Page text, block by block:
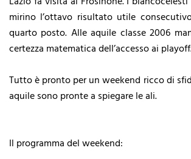
mirino l’ottavo risultato utile
quarto posto. Alle aquile classe 2006
certezza matematica dell’accesso ai
Tutto è pronto per un weekend ricco di
aquile sono pronte a spiegare le ali.
Il programma del weekend: